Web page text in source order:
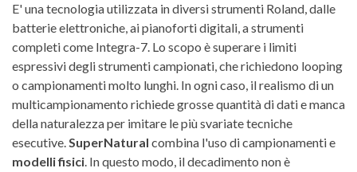
E' una tecnologia utilizzata in diversi strumenti Roland, dalle
batterie elettroniche, ai pianoforti digitali, a strumenti
completi come Integra-7. Lo scopo è superare i limiti
espressivi degli strumenti campionati, che richiedono looping
o campionamenti molto lunghi. In ogni caso, il realismo di un
multicampionamento richiede grosse quantità di dati e manca
della naturalezza per imitare le più svariate tecniche
esecutive.SuperNatural combina l'uso di campionamenti e
modelli fisici. In questo modo, il decadimento non è